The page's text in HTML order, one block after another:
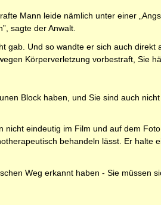
Mann leide nämlich unter einer
sagte der Anwalt.
Und so wandte er sich auch direkt
Körperverletzung vorbestraft, Sie
Block haben, und Sie sind auch
eindeutig im Film und auf dem
behandeln lässt. Er halte
Weg erkannt haben - Sie müssen